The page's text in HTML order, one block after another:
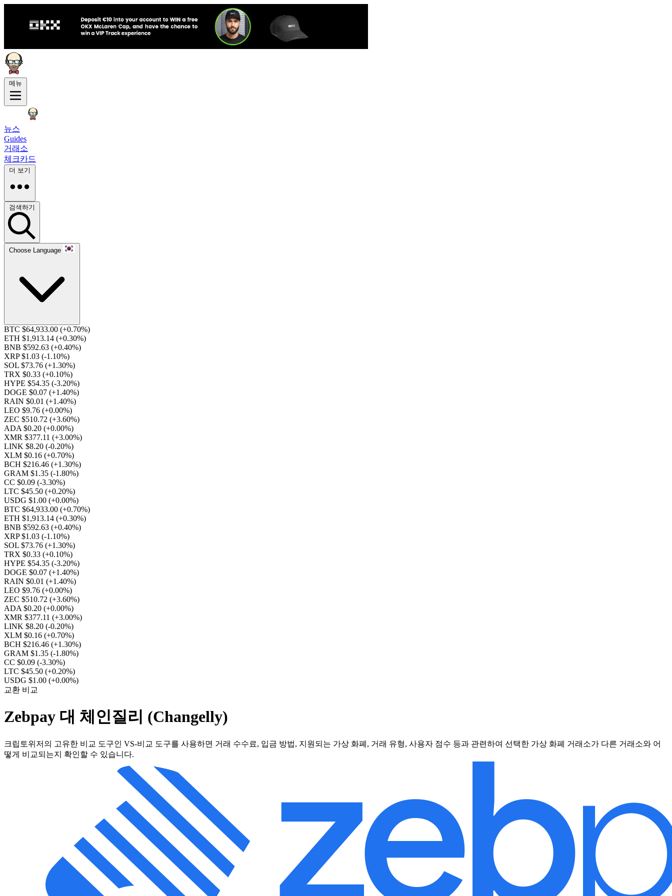
메뉴
뉴스
Guides
거래소
체크카드
더 보기
검색하기
Choose Language
BTC $64,933.00 (+0.70%)
ETH $1,913.14 (+0.30%)
BNB $592.63 (+0.40%)
XRP $1.03 (-1.10%)
SOL $73.76 (+1.30%)
TRX $0.33 (+0.10%)
HYPE $54.35 (-3.20%)
DOGE $0.07 (+1.40%)
RAIN $0.01 (+1.40%)
LEO $9.76 (+0.00%)
ZEC $510.72 (+3.60%)
ADA $0.20 (+0.00%)
XMR $377.11 (+3.00%)
LINK $8.20 (-0.20%)
XLM $0.16 (+0.70%)
BCH $216.46 (+1.30%)
GRAM $1.35 (-1.80%)
CC $0.09 (-3.30%)
LTC $45.50 (+0.20%)
USDG $1.00 (+0.00%)
BTC $64,933.00 (+0.70%)
ETH $1,913.14 (+0.30%)
BNB $592.63 (+0.40%)
XRP $1.03 (-1.10%)
SOL $73.76 (+1.30%)
TRX $0.33 (+0.10%)
HYPE $54.35 (-3.20%)
DOGE $0.07 (+1.40%)
RAIN $0.01 (+1.40%)
LEO $9.76 (+0.00%)
ZEC $510.72 (+3.60%)
ADA $0.20 (+0.00%)
XMR $377.11 (+3.00%)
LINK $8.20 (-0.20%)
XLM $0.16 (+0.70%)
BCH $216.46 (+1.30%)
GRAM $1.35 (-1.80%)
CC $0.09 (-3.30%)
LTC $45.50 (+0.20%)
USDG $1.00 (+0.00%)
교환 비교
Zebpay 대 체인질리 (Changelly)
크립토위저의 고유한 비교 도구인 VS-비교 도구를 사용하면 거래 수수료, 입금 방법, 지원되는 가상 화폐, 거래 유형, 사용자 점수 등과 관련하여 선택한 가상 화폐 거래소가 다른 거래소와 어
떻게 비교되는지 확인할 수 있습니다.